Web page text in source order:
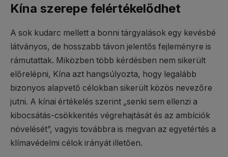
Kína szerepe felértékelődhet
A sok kudarc mellett a bonni tárgyalások egy kevésbé
látványos, de hosszabb távon jelentős fejleményre is
rámutattak. Miközben több kérdésben nem sikerült
előrelépni, Kína azt hangsúlyozta, hogy legalább
bizonyos alapvető célokban sikerült közös nevezőre
jutni. A kínai értékelés szerint „senki sem ellenzi a
kibocsátás-csökkentés végrehajtását és az ambíciók
növelését”, vagyis továbbra is megvan az egyetértés a
klímavédelmi célok irányát illetően.